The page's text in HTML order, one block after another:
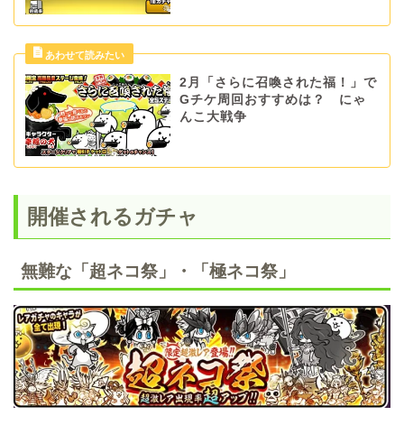
2月「さらに召喚された福！」で
Gチケ周回おすすめは？ にゃ
んこ大戦争
開催されるガチャ
無難な「超ネコ祭」・「極ネコ祭」